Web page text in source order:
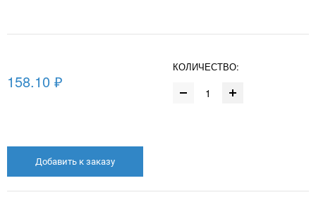
158.10 ₽
КОЛИЧЕСТВО:
Добавить к заказу